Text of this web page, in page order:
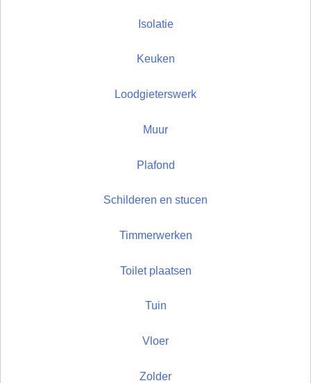
Isolatie
Keuken
Loodgieterswerk
Muur
Plafond
Schilderen en stucen
Timmerwerken
Toilet plaatsen
Tuin
Vloer
Zolder